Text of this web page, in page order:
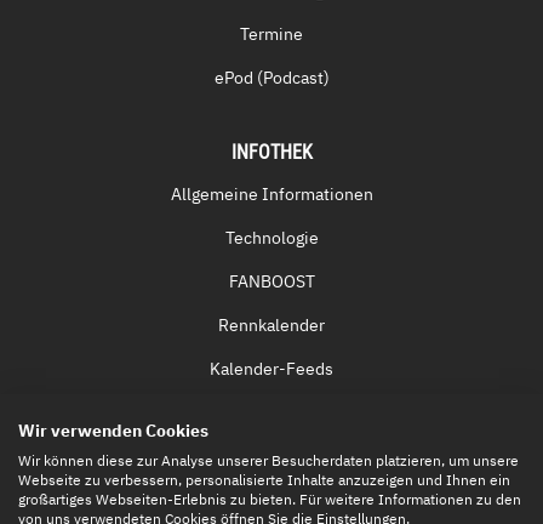
Termine
ePod (Podcast)
INFOTHEK
Allgemeine Informationen
Technologie
FANBOOST
Rennkalender
Kalender-Feeds
Eintrittskarten
Wir verwenden Cookies
Wir können diese zur Analyse unserer Besucherdaten platzieren, um unsere
Webseite zu verbessern, personalisierte Inhalte anzuzeigen und Ihnen ein
großartiges Webseiten-Erlebnis zu bieten. Für weitere Informationen zu den
von uns verwendeten Cookies öffnen Sie die Einstellungen.